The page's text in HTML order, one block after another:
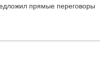
прямые переговоры